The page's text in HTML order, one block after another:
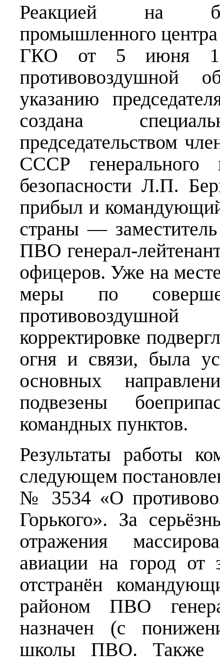
Реакцией на
промышленного центра
ГКО от 5 июня
противовоздушной
указанию
создана
председательством
СССР генерального
безопасности Л.П.
прибыл и
страны —
ПВО генерал-
офицеров. Уже на
меры по
корректировке
огня и связи, была
основных
подвезены
командных пунктов.
Результаты работы
следующем
№ 3534 «О
Горького». За
отражения
авиации на город от
отстранён
районом ПВО
назначен (с
школы ПВО. Также